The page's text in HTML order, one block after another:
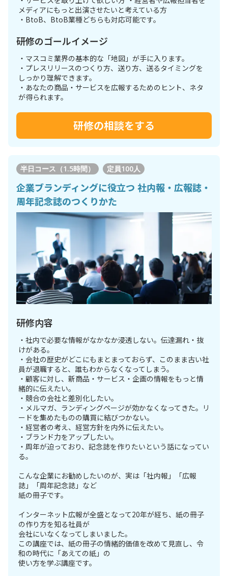
メディアにもっと出演させたいと考えている方
・BtoB、BtoB業種どちらも対応可能です。
研修のゴールイメージ
・マスコミ業界の基本的な「地図」が手に入ります。
・プレスリリースのつくり方、送り方、送るタイミングを
しっかり理解できます。
・あなたの商品・サービスを広報するためのヒント、ネタ
が得られます。
研修の相談をする
半日コース（1.5時間） 定員100人
企業ブランディングに役立つ 社内報・広報誌・
周年記念誌のつくりかた
研修内容
・社内で必要な情報がなかなか浸透しない。伝達漏れ・抜
けがある。
・会社の歴史がどこにもまとまっておらず、このまま古い社
員が退職すると、誰もわからなくなってしまう。
・顧客に対し、新商品・サービス・企画の情報をもっと情
緒的に伝えたい。
・競合の会社と差別化したい。
・メルマガ、ランディングページが効かなくなってきた。リ
ードを集めたものの購買に結びつかない。
・経営者の考え、経営方針を内外に伝えたい。
・ブランド力をアップしたい。
・周年が迫っており、記念誌を作りたいという話になってい
る。
こんな企業にお勧めしたいのが、実は「社内報」「広報
誌」「周年記念誌」など
紙の冊子です。
インターネット広報が全盛となって20年が経ち、紙の冊子
の作り方を知る社員が
会社にいなくなってしまいました。
この講座では、紙の冊子の情緒的価値を改めて見直し、令
和の時代に「あえての紙」の
使い方を学ぶ講座です。